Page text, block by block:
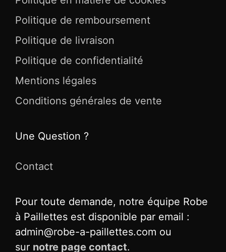
Politique de remboursement
Politique de livraison
Politique de confidentialité
Mentions légales
Conditions générales de vente
Une Question ?
Contact
Pour toute demande, notre équipe Robe
à Paillettes est disponible par email :
admin@robe-a-paillettes.com ou
sur notre page contact.